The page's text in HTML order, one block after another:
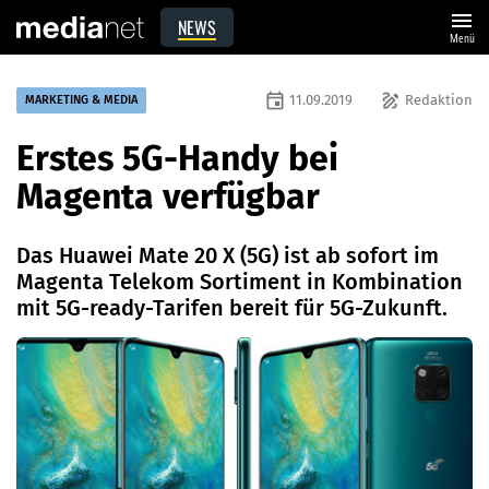
NEWS menu
Menü
MARKETING & MEDIA draw Redaktion
event 11.09.2019
Erstes 5G-Handy bei
Magenta verfügbar
Das Huawei Mate 20 X (5G) ist ab sofort im
Magenta Telekom Sortiment in Kombination
mit 5G-ready-Tarifen bereit für 5G-Zukunft.